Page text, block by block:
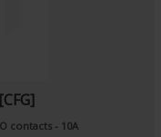
contacts - 10A